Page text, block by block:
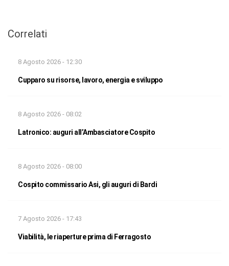
Correlati
8 Agosto 2026 - 12:30
Cupparo su risorse, lavoro, energia e sviluppo
8 Agosto 2026 - 08:02
Latronico: auguri all’Ambasciatore Cospito
8 Agosto 2026 - 08:00
Cospito commissario Asi, gli auguri di Bardi
7 Agosto 2026 - 17:43
Viabilità, le riaperture prima di Ferragosto